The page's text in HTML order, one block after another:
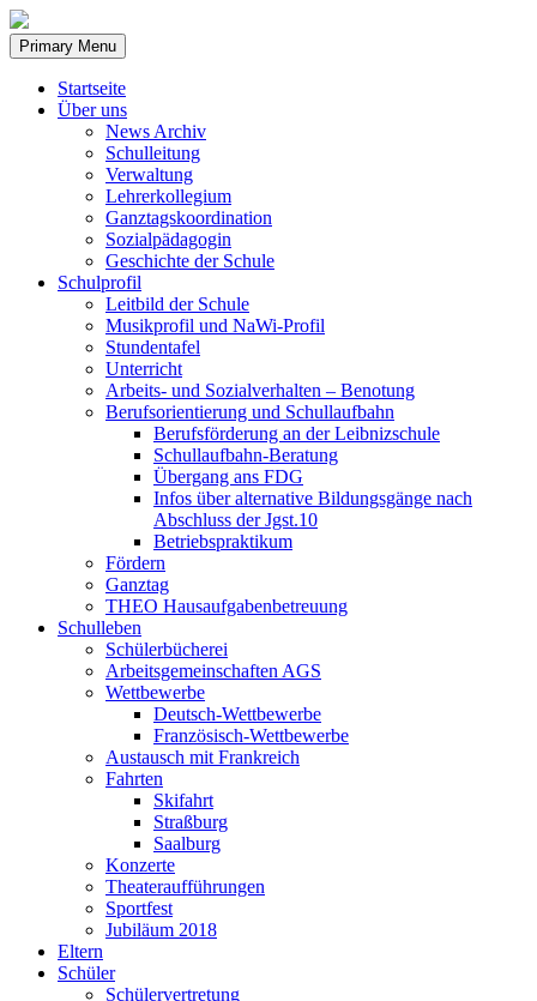
Skip
to
content
Primary Menu
Startseite
Über uns
News Archiv
Schulleitung
Verwaltung
Lehrerkollegium
Ganztagskoordination
Sozialpädagogin
Geschichte der Schule
Schulprofil
Leitbild der Schule
Musikprofil und NaWi-Profil
Stundentafel
Unterricht
Arbeits- und Sozialverhalten – Benotung
Berufsorientierung und Schullaufbahn
Berufsförderung an der Leibnizschule
Schullaufbahn-Beratung
Übergang ans FDG
Infos über alternative Bildungsgänge nach
Abschluss der Jgst.10
Betriebspraktikum
Fördern
Ganztag
THEO Hausaufgabenbetreuung
Schulleben
Schülerbücherei
Arbeitsgemeinschaften AGS
Wettbewerbe
Deutsch-Wettbewerbe
Französisch-Wettbewerbe
Austausch mit Frankreich
Fahrten
Skifahrt
Straßburg
Saalburg
Konzerte
Theateraufführungen
Sportfest
Jubiläum 2018
Eltern
Schüler
Schülervertretung